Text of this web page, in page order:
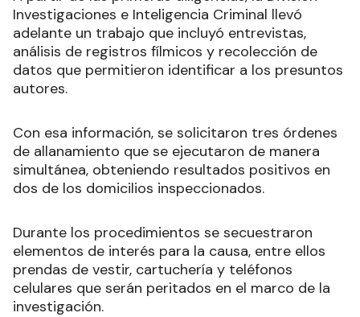
Investigaciones e Inteligencia Criminal llevó
adelante un trabajo que incluyó entrevistas,
análisis de registros fílmicos y recolección de
datos que permitieron identificar a los presuntos
autores.
Con esa información, se solicitaron tres órdenes
de allanamiento que se ejecutaron de manera
simultánea, obteniendo resultados positivos en
dos de los domicilios inspeccionados.
Durante los procedimientos se secuestraron
elementos de interés para la causa, entre ellos
prendas de vestir, cartuchería y teléfonos
celulares que serán peritados en el marco de la
investigación.